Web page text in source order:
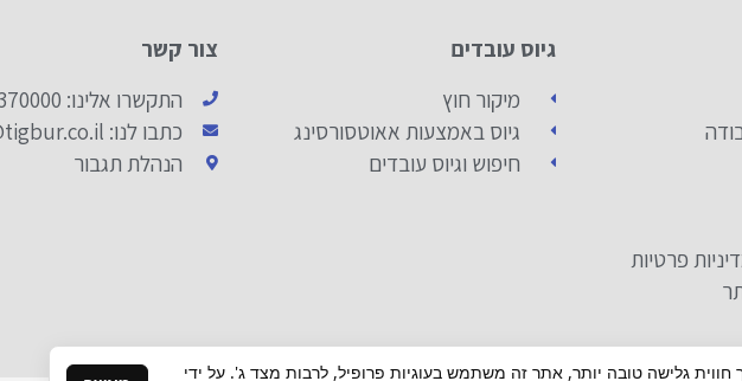
פרטיות
גיוס עובדים
מיקור חוץ
גיוס באמצעות אאוטסורסינג
חיפוש וגיוס עובדים
צור קשר
התקשרו אלינו: 077-2370000
כתבו לנו: sales@tigbur.co.il
הנהלת תגבור
חווית גלישה טובה יותר, אתר זה משתמש בעוגיות פרופיל, לרבות מצד ג'. על ידי